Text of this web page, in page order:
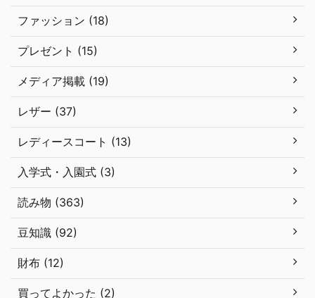
ファッション (18)
プレゼント (15)
メディア掲載 (19)
レザー (37)
レディースコート (13)
入学式・入園式 (3)
読み物 (363)
豆知識 (92)
財布 (12)
買ってよかった (2)